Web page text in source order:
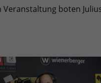
boten